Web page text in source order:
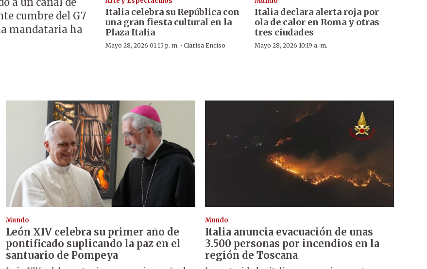
cumbre del G7
mandataria ha
Italia celebra su República con
una gran fiesta cultural en la
Plaza Italia
Mayo 28, 2026 01:15 p. m. · Clarisa Enciso
Italia declara alerta roja por
ola de calor en Roma y otras
tres ciudades
Mayo 28, 2026 10:19 a. m.
Mundo
León XIV celebra su primer año de
pontificado suplicando la paz en el
santuario de Pompeya
Mundo
Italia anuncia evacuación de unas
3.500 personas por incendios en la
región de Toscana